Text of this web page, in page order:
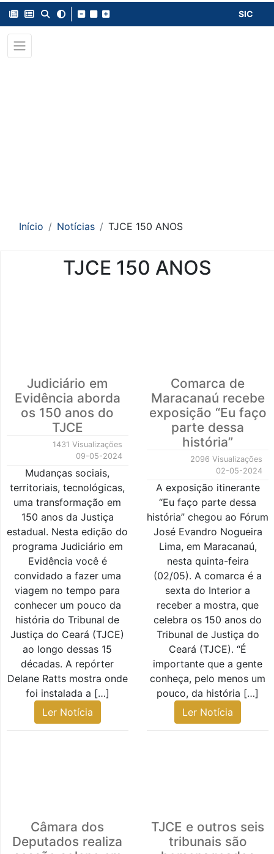
SIC
Início Notícias TJCE 150 ANOS
TJCE 150 ANOS
Judiciário em
Evidência aborda
os 150 anos do
TJCE
1431 Visualizações
09-05-2024
Mudanças sociais,
territoriais, tecnológicas,
uma transformação em
150 anos da Justiça
estadual. Nesta edição do
programa Judiciário em
Evidência você é
convidado a fazer uma
viagem no tempo para
conhecer um pouco da
história do Tribunal de
Justiça do Ceará (TJCE)
ao longo dessas 15
décadas. A repórter
Delane Ratts mostra onde
foi instalada a […]
Ler Notícia
Comarca de
Maracanaú recebe
exposição “Eu faço
parte dessa
história”
2096 Visualizações
02-05-2024
A exposição itinerante
“Eu faço parte dessa
história” chegou ao Fórum
José Evandro Nogueira
Lima, em Maracanaú,
nesta quinta-feira
(02/05). A comarca é a
sexta do Interior a
receber a mostra, que
celebra os 150 anos do
Tribunal de Justiça do
Ceará (TJCE). “É
importante que a gente
conheça, pelo menos um
pouco, da história […]
Ler Notícia
Câmara dos
Deputados realiza
TJCE e outros seis
tribunais são